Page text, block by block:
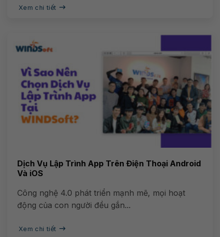
Xem chi tiết
Dịch Vụ Lập Trình App Trên Điện Thoại Android
Và iOS
Công nghệ 4.0 phát triển mạnh mẽ, mọi hoạt
động của con người đều gắn...
Xem chi tiết